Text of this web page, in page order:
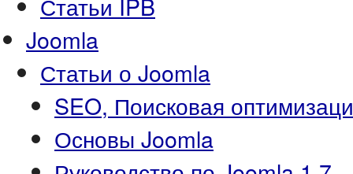
Joomla
Статьи о Joomla
SEO, Поисковая
Основы Joomla